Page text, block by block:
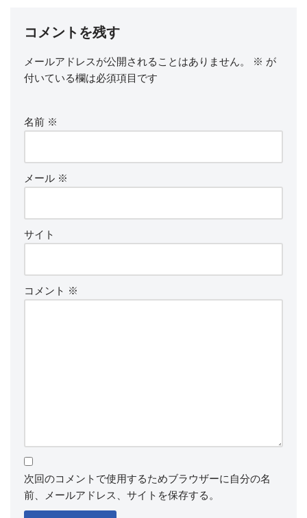
k
コメントを残す
メールアドレスが公開されることはありません。 ※ が
付いている欄は必須項目です
名前 ※
メール ※
サイト
コメント ※
次回のコメントで使用するためブラウザーに自分の名
前、メールアドレス、サイトを保存する。